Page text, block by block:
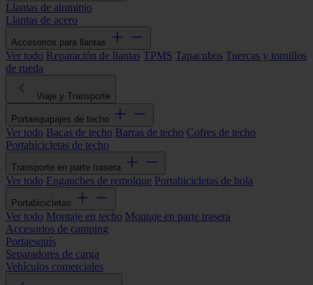
Llantas de aluminio
Llantas de acero
Accesorios para llantas
Ver todo Reparación de llantas TPMS Tapacubos Tuercas y tornillos
de rueda
Viaje y Transporte
Portaequipajes de techo
Ver todo Bacas de techo Barras de techo Cofres de techo
Portabicicletas de techo
Transporte en parte trasera
Ver todo Enganches de remolque Portabicicletas de bola
Portabicicletas
Ver todo Montaje en techo Montaje en parte trasera
Accesorios de camping
Portaesquís
Separadores de carga
Vehículos comerciales